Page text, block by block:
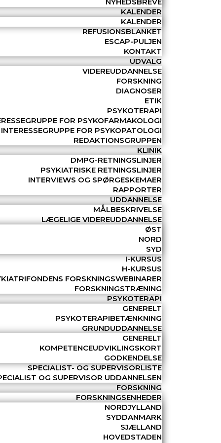
KALENDER
KALENDER
REFUSIONSBLANKET
ESCAP-PULJEN
KONTAKT
UDVALG
VIDEREUDDANNELSE
FORSKNING
DIAGNOSER
ETIK
PSYKOTERAPI
FOR PSYKOFARMAKOLOGI
INTERESSEGRUPPE FOR PSYKOPATOLOGI
REDAKTIONSGRUPPEN
KLINIK
DMPG-RETNINGSLINJER
PSYKIATRISKE RETNINGSLINJER
INTERVIEWS OG SPØRGESKEMAER
RAPPORTER
UDDANNELSE
MÅLBESKRIVELSE
LÆGELIGE VIDEREUDDANNELSE
ØST
NORD
SYD
I-KURSUS
H-KURSUS
FORSKNINGSWEBINARER
FORSKNINGSTRÆNING
PSYKOTERAPI
GENERELT
PSYKOTERAPIBETÆNKNING
GRUNDUDDANNELSE
GENERELT
KOMPETENCEUDVIKLINGSKORT
GODKENDELSE
SPECIALIST- OG SUPERVISORLISTE
OG SUPERVISOR UDDANNELSEN
FORSKNING
FORSKNINGSENHEDER
NORDJYLLAND
SYDDANMARK
SJÆLLAND
HOVEDSTADEN